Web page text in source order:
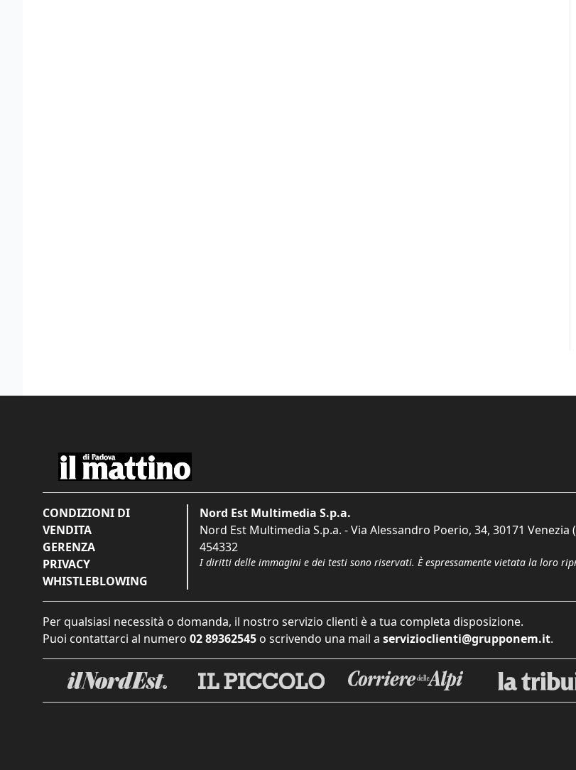
CONDIZIONI DI
VENDITA
GERENZA
PRIVACY
WHISTLEBLOWING
Nord Est Multimedia S.p.a.
Nord Est Multimedia S.p.a. - Via Alessandro Poerio, 34, 30171 Venezia
454332
I diritti delle immagini e dei testi sono riservati. È espressamente vietata la loro
Per qualsiasi necessità o domanda, il nostro servizio clienti è a tua completa disposizione.
Puoi contattarci al numero 02 89362545 o scrivendo una mail a servizioclienti@grupponem.it.